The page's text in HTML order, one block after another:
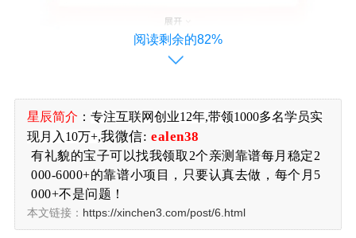
一、项目优势
1. 操作简易
阅读剩余的82%
星辰简介 ： 专注互联网创业12年,带领1000多名学员实
现月入10万+,我微信: ealen38
有礼貌的宝子可以找我领取2个亲测靠谱每月稳定2
000-6000+的靠谱小项目，只要认真去做，每个月5
000+不是问题！
本文链接： https://xinchen3.com/post/6.html